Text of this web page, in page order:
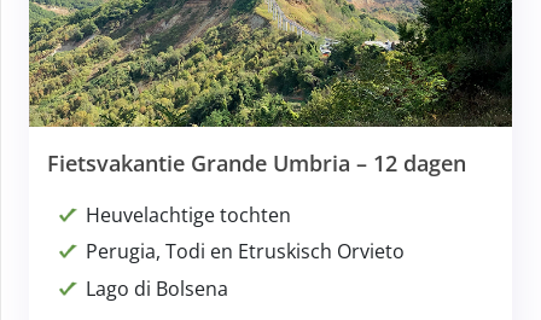
Fietsvakantie Grande Umbria – 12 dagen
Heuvelachtige tochten
Perugia, Todi en Etruskisch Orvieto
Lago di Bolsena